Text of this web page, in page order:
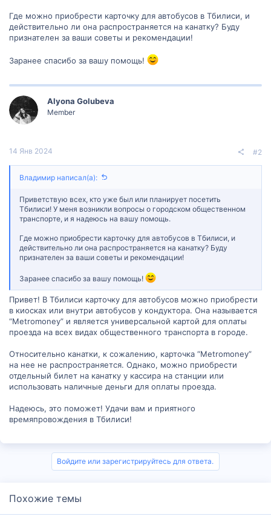
Где можно приобрести карточку для автобусов в Тбилиси, и
действительно ли она распространяется на канатку? Буду
признателен за ваши советы и рекомендации!
Заранее спасибо за вашу помощь!
Alyona Golubeva
Member
14 Янв 2024 #2
Владимир написал(а):
Приветствую всех, кто уже был или планирует посетить
Тбилиси! У меня возникли вопросы о городском общественном
транспорте, и я надеюсь на вашу помощь.
Где можно приобрести карточку для автобусов в Тбилиси, и
действительно ли она распространяется на канатку? Буду
признателен за ваши советы и рекомендации!
Заранее спасибо за вашу помощь!
Привет! В Тбилиси карточку для автобусов можно приобрести
в киосках или внутри автобусов у кондуктора. Она называется
“Metromoney” и является универсальной картой для оплаты
проезда на всех видах общественного транспорта в городе.
Относительно канатки, к сожалению, карточка “Metromoney”
на нее не распространяется. Однако, можно приобрести
отдельный билет на канатку у кассира на станции или
использовать наличные деньги для оплаты проезда.
Надеюсь, это поможет! Удачи вам и приятного
времяпровождения в Тбилиси!
Войдите или зарегистрируйтесь для ответа.
Похожие темы